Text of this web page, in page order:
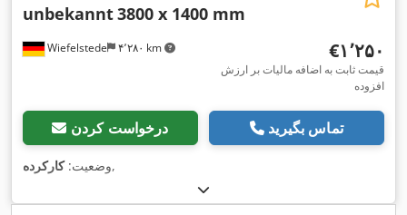
Wiefelstede ۴٬۲۸۰ km
unbekannt3800 x 1400 mm
‎€۱٬۲۵۰
قیمت ثابت به اضافه مالیات بر ارزش
افزوده
درخواست کردن تماس بگیرید
وضعیت:کارکرده ,